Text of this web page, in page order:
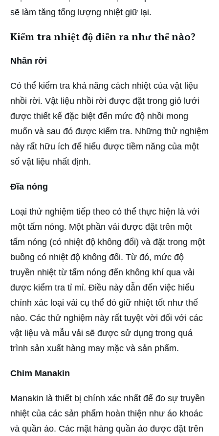
sẽ làm tăng tổng lượng nhiệt giữ lại.
Kiểm tra nhiệt độ diễn ra như thế nào?
Nhân rời
Có thể kiểm tra khả năng cách nhiệt của vật liệu
nhồi rời. Vật liệu nhồi rời được đặt trong giỏ lưới
được thiết kế đặc biệt đến mức độ nhồi mong
muốn và sau đó được kiểm tra. Những thử nghiệm
này rất hữu ích để hiểu được tiềm năng của một
số vật liệu nhất định.
Đĩa nóng
Loại thử nghiệm tiếp theo có thể thực hiện là với
một tấm nóng. Một phần vải được đặt trên một
tấm nóng (có nhiệt độ không đổi) và đặt trong một
buồng có nhiệt độ không đổi. Từ đó, mức độ
truyền nhiệt từ tấm nóng đến không khí qua vải
được kiểm tra tỉ mỉ. Điều này dẫn đến việc hiểu
chính xác loại vải cụ thể đó giữ nhiệt tốt như thế
nào. Các thử nghiệm này rất tuyệt vời đối với các
vật liệu và mẫu vải sẽ được sử dụng trong quá
trình sản xuất hàng may mặc và sản phẩm.
Chim Manakin
Manakin là thiết bị chính xác nhất để đo sự truyền
nhiệt của các sản phẩm hoàn thiện như áo khoác
và quần áo. Các mặt hàng quần áo được đặt trên